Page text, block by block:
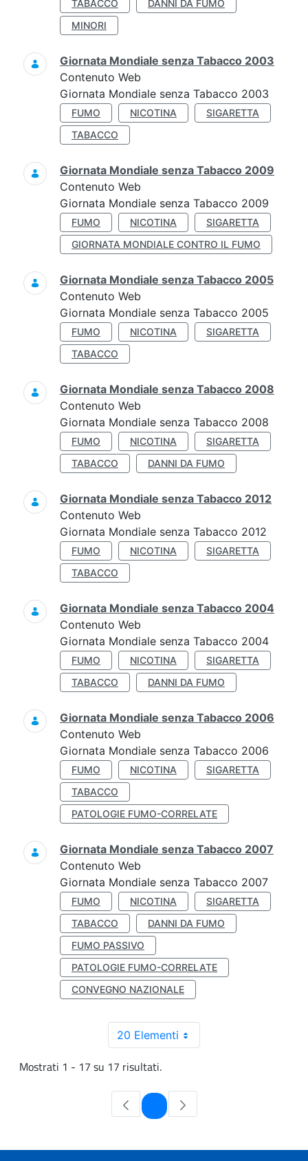
TABACCO
DANNI DA FUMO
MINORI
Giornata Mondiale senza Tabacco 2003
Contenuto Web
Giornata Mondiale senza Tabacco 2003
FUMO NICOTINA
SIGARETTA
TABACCO
Giornata Mondiale senza Tabacco 2009
Contenuto Web
Giornata Mondiale senza Tabacco 2009
FUMO NICOTINA
SIGARETTA
GIORNATA MONDIALE CONTRO IL FUMO
Giornata Mondiale senza Tabacco 2005
Contenuto Web
Giornata Mondiale senza Tabacco 2005
FUMO NICOTINA
SIGARETTA
TABACCO
Giornata Mondiale senza Tabacco 2008
Contenuto Web
Giornata Mondiale senza Tabacco 2008
FUMO NICOTINA
SIGARETTA
TABACCO
DANNI DA FUMO
Giornata Mondiale senza Tabacco 2012
Contenuto Web
Giornata Mondiale senza Tabacco 2012
FUMO NICOTINA
SIGARETTA
TABACCO
Giornata Mondiale senza Tabacco 2004
Contenuto Web
Giornata Mondiale senza Tabacco 2004
FUMO NICOTINA
SIGARETTA
TABACCO
DANNI DA FUMO
Giornata Mondiale senza Tabacco 2006
Contenuto Web
Giornata Mondiale senza Tabacco 2006
FUMO NICOTINA
SIGARETTA
TABACCO
PATOLOGIE FUMO-CORRELATE
Giornata Mondiale senza Tabacco 2007
Contenuto Web
Giornata Mondiale senza Tabacco 2007
FUMO NICOTINA
SIGARETTA
TABACCO
DANNI DA FUMO
FUMO PASSIVO
PATOLOGIE FUMO-CORRELATE
CONVEGNO NAZIONALE
20 Elementi
Mostrati 1 - 17 su 17 risultati.
Pagina